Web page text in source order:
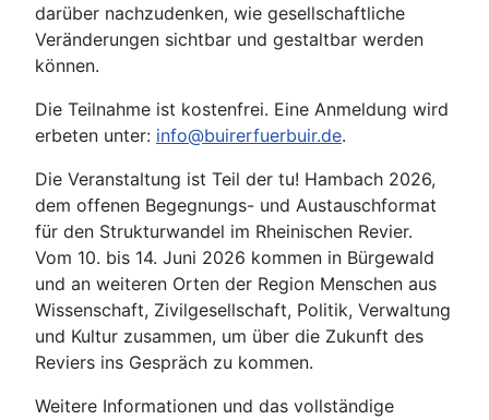
darüber nachzudenken, wie gesellschaftliche
Veränderungen sichtbar und gestaltbar werden
können.
Die Teilnahme ist kostenfrei. Eine Anmeldung wird
erbeten unter: info@buirerfuerbuir.de.
Die Veranstaltung ist Teil der tu! Hambach 2026,
dem offenen Begegnungs- und Austauschformat
für den Strukturwandel im Rheinischen Revier.
Vom 10. bis 14. Juni 2026 kommen in Bürgewald
und an weiteren Orten der Region Menschen aus
Wissenschaft, Zivilgesellschaft, Politik, Verwaltung
und Kultur zusammen, um über die Zukunft des
Reviers ins Gespräch zu kommen.
Weitere Informationen und das vollständige